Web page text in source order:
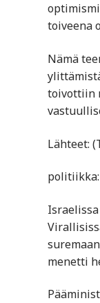
toiveena
Nämä
toivottiin
Lähteet:
menetti